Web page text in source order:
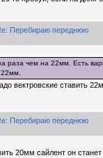
Перебираю переднюю
раза чем на 22мм. Есть
вектровские ставить
Перебираю переднюю
20мм сайлент он